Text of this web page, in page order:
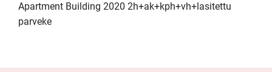
Apartment Building 2020 2h+ak+kph+vh+lasitettu
parveke